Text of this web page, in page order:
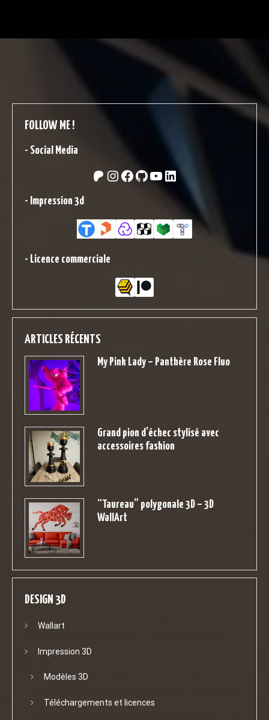
FOLLOW ME !
- Social Media
Patreon
Instagram
Facebook
GitHub
YouTube
LinkedIn
- Impression 3d
- Licence commerciale
ARTICLES RÉCENTS
My Pink Lady – Panthère Rose Fluo
Grand pion d’échec stylisé avec
accessoires fashion
“Taureau” polygonale 3D – 3D
WallArt
DESIGN 3D
Wallart
Impression 3D
Modèles 3D
Téléchargements et licences